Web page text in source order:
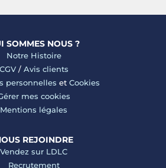
SOMMES NOUS ?
Notre Histoire
CGV/ Avis clients
personnelles et Cookies
mes cookies
Mentions légales
REJOINDRE
Vendez sur LDLC
Recrutement